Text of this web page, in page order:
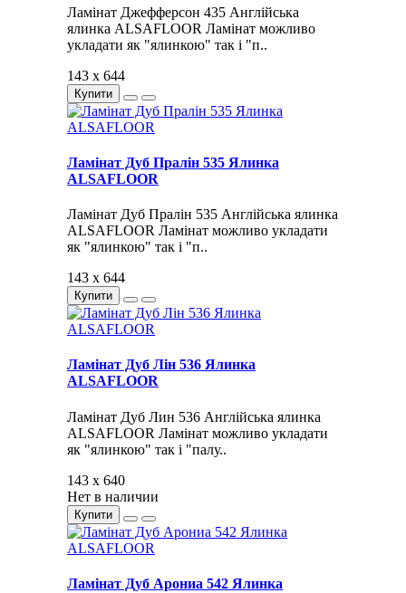
Ламінат Джефферсон 435 Англійська
ялинка ALSAFLOOR Ламінат можливо
укладати як "ялинкою" так і "п..
143 x 644
Купити
Ламінат Дуб Пралін 535 Ялинка
ALSAFLOOR
Ламінат Дуб Пралін 535 Англійська ялинка
ALSAFLOOR Ламінат можливо укладати
як "ялинкою" так і "п..
143 x 644
Купити
Ламінат Дуб Лін 536 Ялинка
ALSAFLOOR
Ламінат Дуб Лин 536 Англійська ялинка
ALSAFLOOR Ламінат можливо укладати
як "ялинкою" так і "палу..
143 x 640
Нет в наличии
Купити
Ламінат Дуб Арониа 542 Ялинка